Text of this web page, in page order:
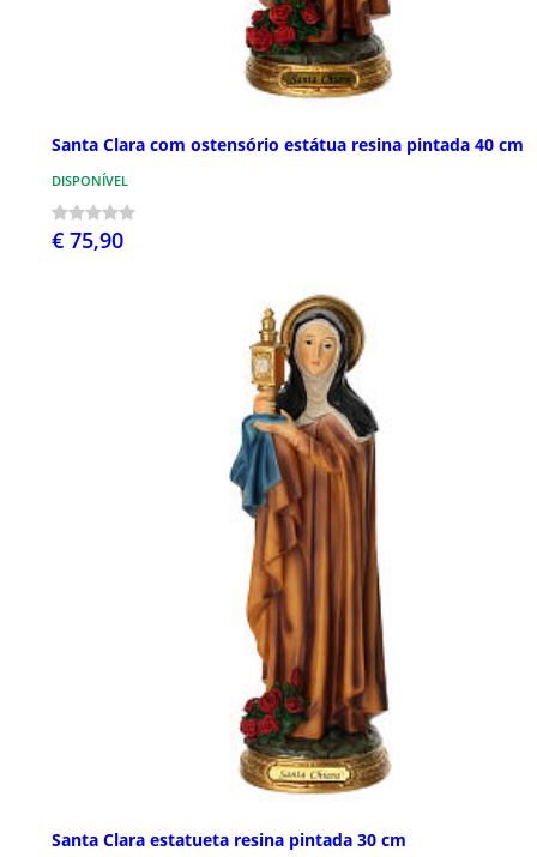
Santa Clara com ostensório estátua resina pintada 40 cm
DISPONÍVEL
€ 75,90
Santa Clara estatueta resina pintada 30 cm